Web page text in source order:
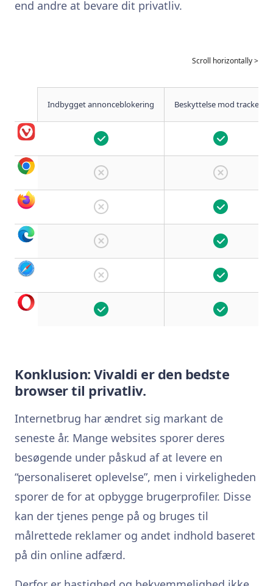
end andre at bevare dit privatliv.
Indbygget annonceblokering Beskyttelse mod trackere
Konklusion: Vivaldi er den bedste
browser til privatliv.
Internetbrug har ændret sig markant de
seneste år. Mange websites sporer deres
besøgende under påskud af at levere en
“personaliseret oplevelse”, men i virkeligheden
sporer de for at opbygge brugerprofiler. Disse
kan der tjenes penge på og bruges til
målrettede reklamer og andet indhold baseret
på din online adfærd.